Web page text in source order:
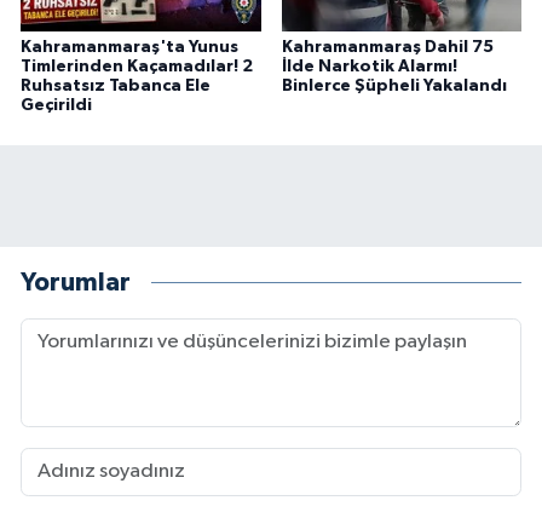
Kahramanmaraş'ta Yunus
Timlerinden Kaçamadılar! 2
Ruhsatsız Tabanca Ele
Geçirildi
Kahramanmaraş Dahil 75
İlde Narkotik Alarmı!
Binlerce Şüpheli Yakalandı
Yorumlar